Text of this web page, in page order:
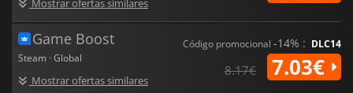
Game Boost
Steam · Global
Mostrar ofertas similares
Código promocional -14% : DLC14
8.17€ 7.03€